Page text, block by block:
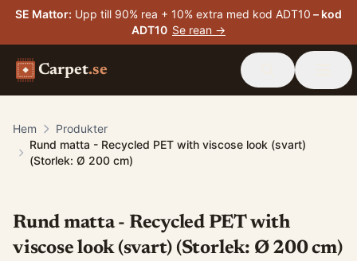
SE Mattor: Upp till 90% rea + 10% extra med kod ADT10 – kod
ADT10 Se rean →
Carpet.se
Hem
Produkter
Rund matta - Recycled PET with viscose look (svart)
(Storlek: Ø 200 cm)
Rund matta - Recycled PET with
viscose look (svart) (Storlek: Ø 200 cm)